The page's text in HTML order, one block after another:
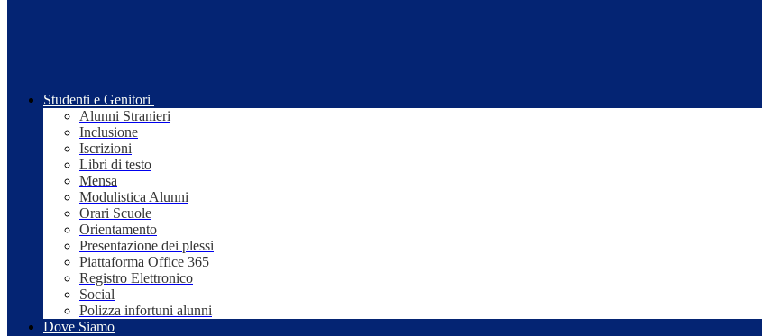
Studenti e Genitori
Alunni Stranieri
Inclusione
Iscrizioni
Libri di testo
Mensa
Modulistica Alunni
Orari Scuole
Orientamento
Presentazione dei plessi
Piattaforma Office 365
Registro Elettronico
Social
Polizza infortuni alunni
Dove Siamo